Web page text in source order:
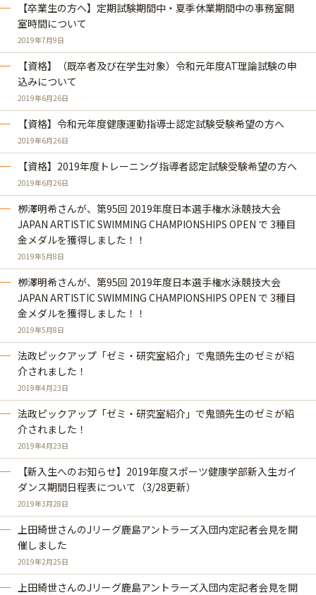
【卒業生の方へ】定期試験期間中・夏季休業期間中の事務室開
室時間について
2019年7月9日
【資格】（既卒者及び在学生対象）令和元年度AT理論試験の申
込みについて
2019年6月26日
【資格】令和元年度健康運動指導士認定試験受験希望の方へ
2019年6月26日
【資格】2019年度トレーニング指導者認定試験受験希望の方へ
2019年6月26日
栁澤明希さんが、第95回 2019年度日本選手権水泳競技大会
JAPAN ARTISTIC SWIMMING CHAMPIONSHIPS OPEN で 3種目
金メダルを獲得しました！！
2019年5月8日
栁澤明希さんが、第95回 2019年度日本選手権水泳競技大会
JAPAN ARTISTIC SWIMMING CHAMPIONSHIPS OPEN で 3種目
金メダルを獲得しました！！
2019年5月8日
法政ピックアップ「ゼミ・研究室紹介」で鬼頭先生のゼミが紹
介されました！
2019年4月23日
法政ピックアップ「ゼミ・研究室紹介」で鬼頭先生のゼミが紹
介されました！
2019年4月23日
【新入生へのお知らせ】2019年度スポーツ健康学部新入生ガイ
ダンス期間日程表について（3/28更新）
2019年3月28日
上田綺世さんのJリーグ鹿島アントラーズ入団内定記者会見を開
催しました
2019年2月25日
上田綺世さんのJリーグ鹿島アントラーズ入団内定記者会見を開